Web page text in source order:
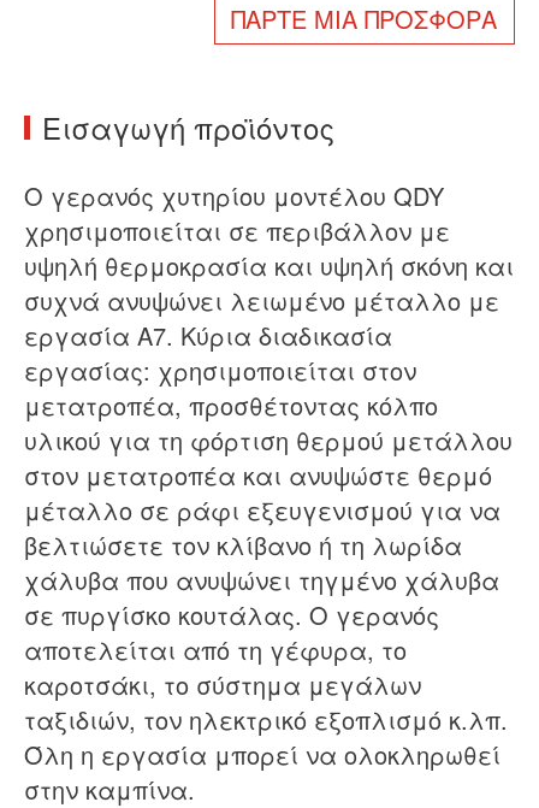
Επικοινωνήστε μαζί μας
ΠΆΡΤΕ ΜΙΑ ΠΡΟΣΦΟΡΆ
Εισαγωγή προϊόντος
Ο γερανός χυτηρίου μοντέλου QDY
χρησιμοποιείται σε περιβάλλον με
υψηλή θερμοκρασία και υψηλή σκόνη και
συχνά ανυψώνει λειωμένο μέταλλο με
εργασία A7. Κύρια διαδικασία
εργασίας: χρησιμοποιείται στον
μετατροπέα, προσθέτοντας κόλπο
υλικού για τη φόρτιση θερμού μετάλλου
στον μετατροπέα και ανυψώστε θερμό
μέταλλο σε ράφι εξευγενισμού για να
βελτιώσετε τον κλίβανο ή τη λωρίδα
χάλυβα που ανυψώνει τηγμένο χάλυβα
σε πυργίσκο κουτάλας. Ο γερανός
αποτελείται από τη γέφυρα, το
καροτσάκι, το σύστημα μεγάλων
ταξιδιών, τον ηλεκτρικό εξοπλισμό κ.λπ.
Όλη η εργασία μπορεί να ολοκληρωθεί
στην καμπίνα.